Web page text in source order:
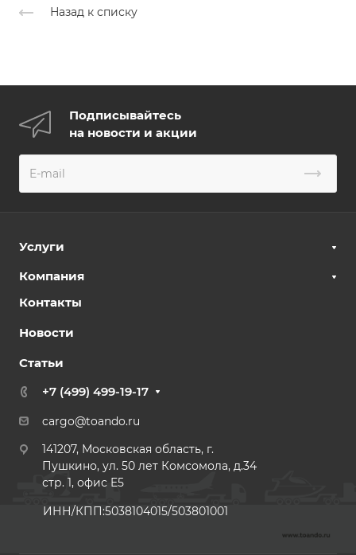
Назад к списку
Подписывайтесь
на новости и акции
Услуги
Компания
Контакты
Новости
Статьи
+7 (499) 499-19-17
cargo@toando.ru
141207, Московская область, г.
Пушкино, ул. 50 лет Комсомола, д.34
стр. 1, офис E5
ИНН/КПП:5038104015/503801001